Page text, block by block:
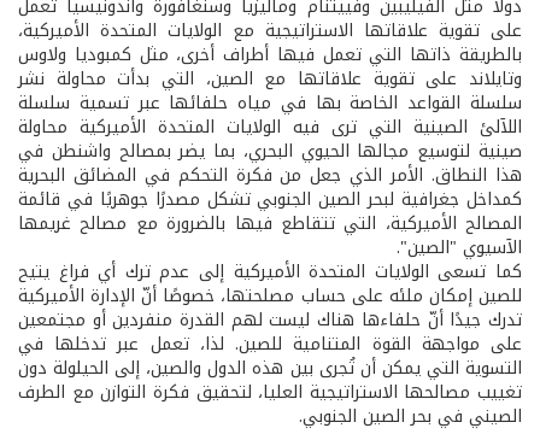
على تقوية علاقاتها الاستراتيجية مع الولايات المتحدة الأميركية،
بالطريقة ذاتها التي تعمل فيها أطراف أخرى، مثل كمبوديا ولاوس
وتايلاند على تقوية علاقاتها مع الصين، التي بدأت محاولة نشر
سلسلة القواعد الخاصة بها في مياه حلفائها عبر تسمية سلسلة
اللآلئ الصينية التي ترى فيه الولايات المتحدة الأميركية محاولة
صينية لتوسيع مجالها الحيوي البحري، بما يضر بمصالح واشنطن في
هذا النطاق. الأمر الذي جعل من فكرة التحكم في المضائق البحرية
كمداخل جغرافية لبحر الصين الجنوبي تشكل مصدرًا جوهريًا في قائمة
المصالح الأميركية، التي تتقاطع فيها بالضرورة مع مصالح غريمها
الآسيوي "الصين".
كما تسعى الولايات المتحدة الأميركية إلى عدم ترك أي فراغ يتيح
للصين إمكان ملئه على حساب مصلحتها، خصوصًا أنّ الإدارة الأميركية
تدرك جيدًا أنّ حلفاءها هناك ليست لهم القدرة منفردين أو مجتمعين
على مواجهة القوة المتنامية للصين. لذا، تعمل عبر تدخلها في
التسوية التي يمكن أن تُجرى بين هذه الدول والصين، إلى الحيلولة دون
تغييب مصالحها الاستراتيجية العليا، لتحقيق فكرة التوازن مع الطرف
الصيني في بحر الصين الجنوبي.